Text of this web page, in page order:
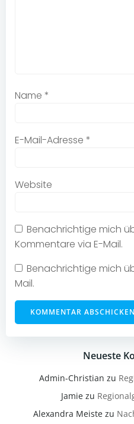
Name *
E-Mail-Adresse *
Website
Benachrichtige mich
Kommentare via E-Mail.
Benachrichtige mich
Mail.
Neueste
Admin-Christian zu
Jamiezu
Alexandra Meiste zu